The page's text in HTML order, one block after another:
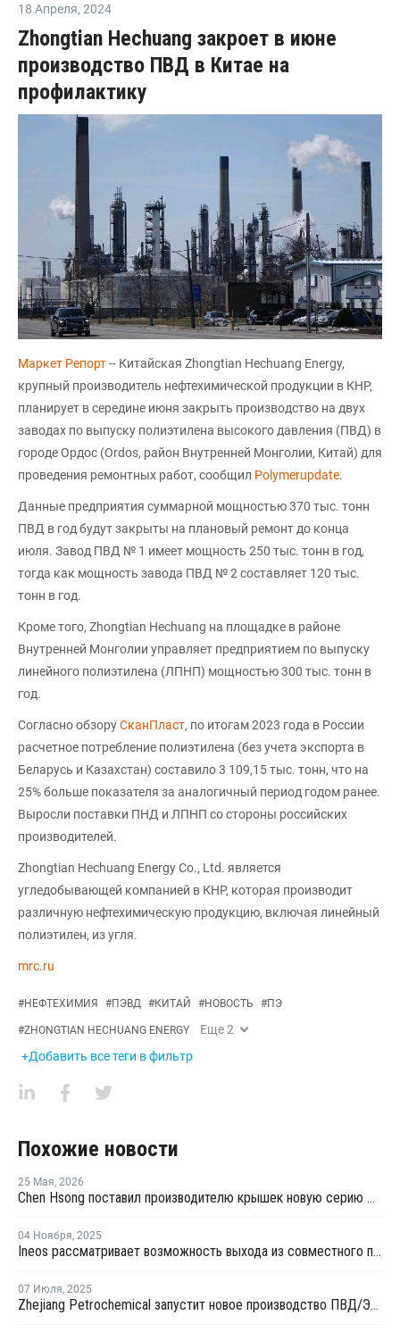
18 Апреля, 2024
Zhongtian Hechuang закроет в июне
производство ПВД в Китае на
профилактику
Маркет Репорт-- Китайская Zhongtian Hechuang Energy,
крупный производитель нефтехимической продукции в КНР,
планирует в середине июня закрыть производство на двух
заводах по выпуску полиэтилена высокого давления (ПВД) в
городе Ордос (Ordos, район Внутренней Монголии, Китай) для
проведения ремонтных работ, сообщил Polymerupdate.
Данные предприятия суммарной мощностью 370 тыс. тонн
ПВД в год будут закрыты на плановый ремонт до конца
июля. Завод ПВД № 1 имеет мощность 250 тыс. тонн в год,
тогда как мощность завода ПВД № 2 составляет 120 тыс.
тонн в год.
Кроме того, Zhongtian Hechuang на площадке в районе
Внутренней Монголии управляет предприятием по выпуску
линейного полиэтилена (ЛПНП) мощностью 300 тыс. тонн в
год.
Согласно обзоруСканПласт, по итогам 2023 года в России
расчетное потребление полиэтилена (без учета экспорта в
Беларусь и Казахстан) составило 3 109,15 тыс. тонн, что на
25% больше показателя за аналогичный период годом ранее.
Выросли поставки ПНД и ЛПНП со стороны российских
производителей.
Zhongtian Hechuang Energy Co., Ltd. является
угледобывающей компанией в КНР, которая производит
различную нефтехимическую продукцию, включая линейный
полиэтилен, из угля.
mrc.ru
#НЕФТЕХИМИЯ #ПЭВД #КИТАЙ #НОВОСТЬ #ПЭ
#ZHONGTIAN HECHUANG ENERGY Еще2
+Добавить все теги в фильтр
Похожие новости
25 Мая, 2026
Chen Hsong поставил производителю крышек новую серию двухкомпонентных ТПА
04 Ноября, 2025
Ineos рассматривает возможность выхода из совместного предприятия Sinopec Petchems
07 Июля, 2025
Zhejiang Petrochemical запустит новое производство ПВД/ЭВА в первом квартале 2026 года